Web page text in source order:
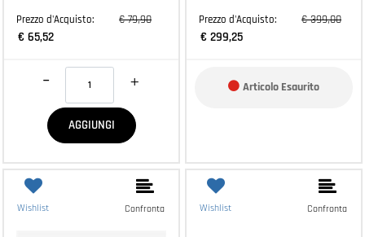
Prezzo d'Acquisto: € 79,90
€ 65,52
AGGIUNGI
Prezzo d'Acquisto: € 399,00
€ 299,25
Articolo Esaurito
Wishlist Confronta Wishlist Confronta